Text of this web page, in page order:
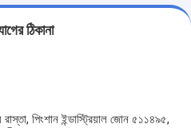
ঠিকানা
পিংশান ইন্ডাস্ট্রিয়াল জোন ৫১১৪৯৫,